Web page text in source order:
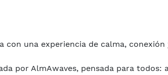
una experiencia de calma, conexión
por AlmAwaves, pensada para todos: